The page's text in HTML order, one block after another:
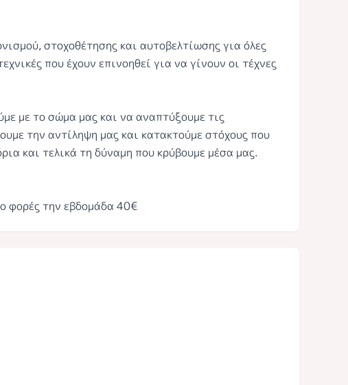
στοχοθέτησης και αυτοβελτίωσης για όλες
που έχουν επινοηθεί για να γίνουν οι τέχνες
με το σώμα μας και να αναπτύξουμε τις
την αντίληψη μας και κατακτούμε στόχους που
και τελικά τη δύναμη που κρύβουμε μέσα μας.
φορές την εβδομάδα 40€